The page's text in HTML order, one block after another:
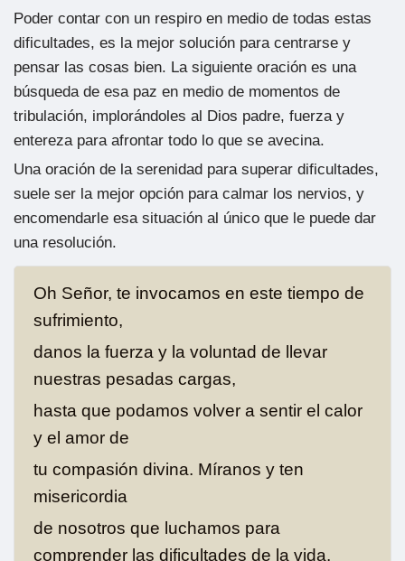
Poder contar con un respiro en medio de todas estas
dificultades, es la mejor solución para centrarse y
pensar las cosas bien. La siguiente oración es una
búsqueda de esa paz en medio de momentos de
tribulación, implorándoles al Dios padre, fuerza y
entereza para afrontar todo lo que se avecina.
Una oración de la serenidad para superar dificultades,
suele ser la mejor opción para calmar los nervios, y
encomendarle esa situación al único que le puede dar
una resolución.
Oh Señor, te invocamos en este tiempo de
sufrimiento,
danos la fuerza y la voluntad de llevar
nuestras pesadas cargas,
hasta que podamos volver a sentir el calor
y el amor de
tu compasión divina. Míranos y ten
misericordia
de nosotros que luchamos para
comprender las dificultades de la vida.